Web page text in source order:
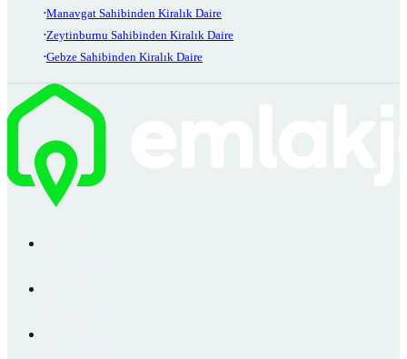
Manavgat Sahibinden Kiralık Daire
Zeytinburnu Sahibinden Kiralık Daire
Gebze Sahibinden Kiralık Daire